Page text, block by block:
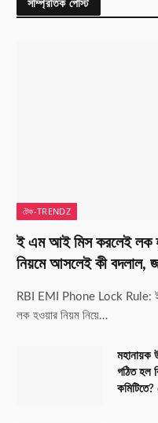
টেক-TRENDZ
ই এম আই মিস করলেই লক
নিয়মে আসলেই কী বদলাল,
RBI EMI Phone Lock Rule:
লক হওয়ার নিয়ম নিয়ে…
মহানায়ক
গঠিত হল